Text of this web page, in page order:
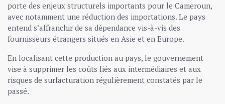
porte des enjeux structurels importants pour le Cameroun,
avec notamment une réduction des importations. Le pays
entend s’affranchir de sa dépendance vis-à-vis des
fournisseurs étrangers situés en Asie et en Europe.
En localisant cette production au pays, le gouvernement
vise à supprimer les coûts liés aux intermédiaires et aux
risques de surfacturation régulièrement constatés par le
passé.